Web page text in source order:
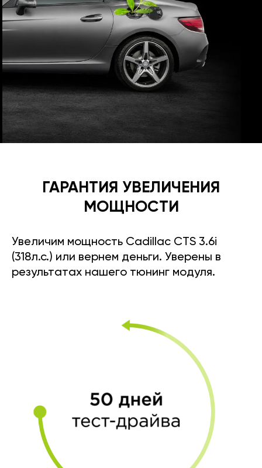
ГАРАНТИЯ УВЕЛИЧЕНИЯ
МОЩНОСТИ
Увеличим мощность Cadillac CTS 3.6i
(318л.с.) или вернем деньги. Уверены в
результатах нашего тюнинг модуля.